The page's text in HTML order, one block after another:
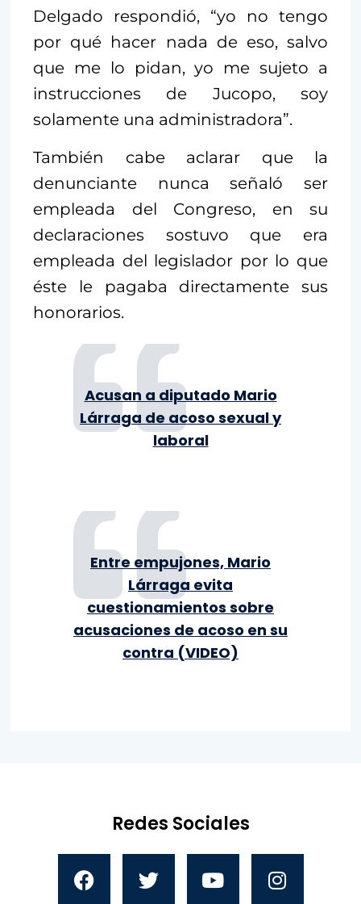
Delgado respondió, “yo no tengo
por qué hacer nada de eso, salvo
que me lo pidan, yo me sujeto a
instrucciones de Jucopo, soy
solamente una administradora”.
También cabe aclarar que la
denunciante nunca señaló ser
empleada del Congreso, en su
declaraciones sostuvo que era
empleada del legislador por lo que
éste le pagaba directamente sus
honorarios.
Acusan a diputado Mario
Lárraga de acoso sexual y
laboral
Entre empujones, Mario
Lárraga evita
cuestionamientos sobre
acusaciones de acoso en su
contra (VIDEO)
Redes Sociales